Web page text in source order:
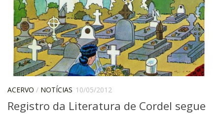
Sobre
Catálogo on-line
Consulta/Normas
Ações e Parcerias
Eventos
6º CIEAMP
Exposições
ACERVO / NOTÍCIAS 10/05/2012
Registro da Literatura de Cordel segue